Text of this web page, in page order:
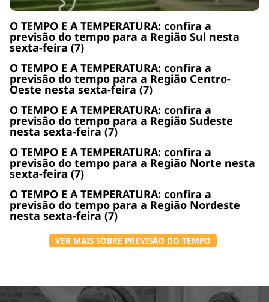
O TEMPO E A TEMPERATURA: confira a
previsão do tempo para a Região Sul nesta
sexta-feira (7)
O TEMPO E A TEMPERATURA: confira a
previsão do tempo para a Região Centro-
Oeste nesta sexta-feira (7)
O TEMPO E A TEMPERATURA: confira a
previsão do tempo para a Região Sudeste
nesta sexta-feira (7)
O TEMPO E A TEMPERATURA: confira a
previsão do tempo para a Região Norte nesta
sexta-feira (7)
O TEMPO E A TEMPERATURA: confira a
previsão do tempo para a Região Nordeste
nesta sexta-feira (7)
VER MAIS SOBRE PREVISÃO DO TEMPO